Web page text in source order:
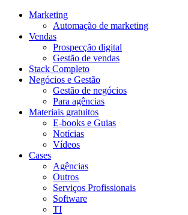
Marketing
Automação de marketing
Vendas
Prospecção digital
Gestão de vendas
Stack Completo
Negócios e Gestão
Gestão de negócios
Para agências
Materiais gratuitos
E-books e Guias
Notícias
Vídeos
Cases
Agências
Outros
Serviços Profissionais
Software
TI